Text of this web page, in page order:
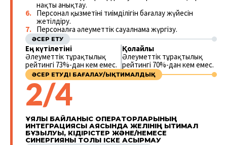
нақты анықтау.
Персонал қызметінің тиімділігін бағалау жүйесін
жетілдіру.
Персоналға әлеуметтік сауалнама жүргізу.
ӘСЕР ЕТУ
Ең күтілетіні
Әлеуметтік тұрақтылық
рейтингі 73%-дан кем емес.
Қолайлы
Әлеуметтік тұрақтылық
рейтингі 70%-дан кем емес.
ӘСЕР ЕТУДІ БАҒАЛАУ/ЫҚТИМАЛДЫҚ
2/4
ҰЯЛЫ БАЙЛАНЫС ОПЕРАТОРЛАРЫНЫҢ
ИНТЕГРАЦИЯСЫ АЯСЫНДА ЖЕЛІНІҢ ЫҚТИМАЛ
БҰЗЫЛУЫ, КІДІРІСТЕР ЖӘНЕ/НЕМЕСЕ
СИНЕРГИЯНЫ ТОЛЫҚ ІСКЕ АСЫРМАУ